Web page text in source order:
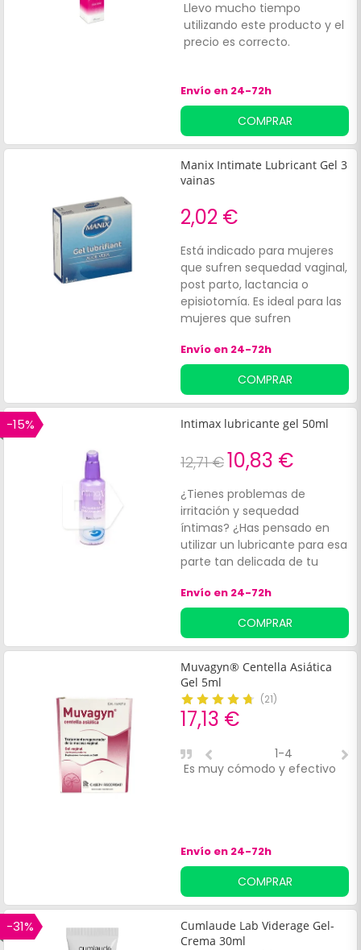
Llevo mucho tiempo
utilizando este producto y el
precio es correcto.
Envío en 24-72h
COMPRAR
Manix Intimate Lubricant Gel 3
vainas
2,02 €
Está indicado para mujeres
que sufren sequedad vaginal,
post parto, lactancia o
episiotomía. Es ideal para las
mujeres que sufren
problemas de menopausia,
problemas postoperatorios y
dispaneuria (coito doloroso
para uno de los miembros de
la pareja).
Envío en 24-72h
COMPRAR
-15% Intimax lubricante gel 50ml
12,71 €10,83 €
¿Tienes problemas de
irritación y sequedad
íntimas? ¿Has pensado en
utilizar un lubricante para esa
parte tan delicada de tu
Envío en 24-72h
COMPRAR
Muvagyn® Centella Asiática
Gel 5ml
(21)
17,13 €
Es muy cómodo y efectivo
1-4
Envío en 24-72h
COMPRAR
-31%
Cumlaude Lab Viderage Gel-
Crema 30ml